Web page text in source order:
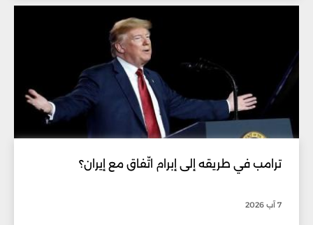
ترامب في طريقه إلى إبرام اتّفاق مع إيران؟
7 آب 2026